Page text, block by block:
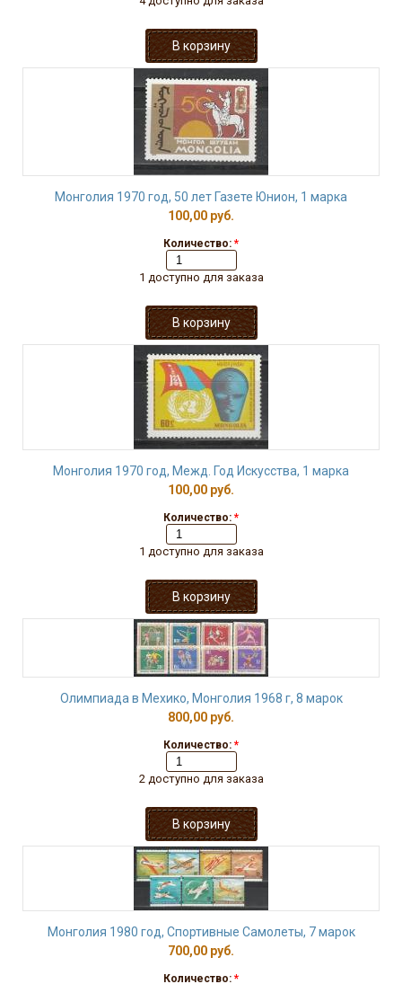
Монголия 1970 год, 50 лет Газете Юнион, 1 марка
100,00 руб.
Количество: *
1 доступно для заказа
Монголия 1970 год, Межд. Год Искусства, 1 марка
100,00 руб.
Количество: *
1 доступно для заказа
Олимпиада в Мехико, Монголия 1968 г, 8 марок
800,00 руб.
Количество: *
2 доступно для заказа
Монголия 1980 год, Спортивные Самолеты, 7 марок
700,00 руб.
Количество: *